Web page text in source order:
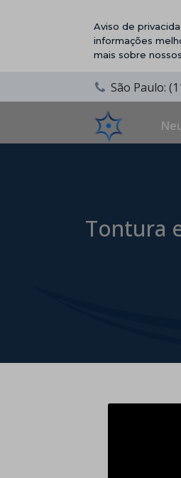
Aviso de
informações
mais sobre
São Paulo:
Tontura